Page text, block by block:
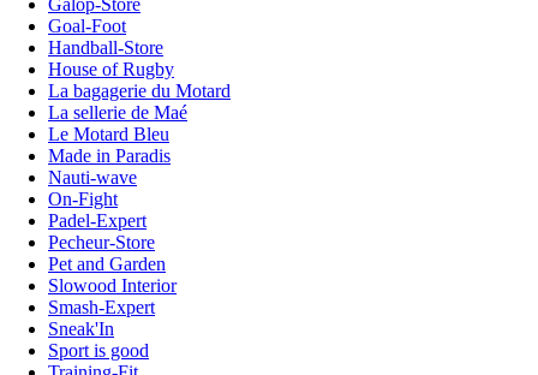
Galop-Store
Goal-Foot
Handball-Store
House of Rugby
La bagagerie du Motard
La sellerie de Maé
Le Motard Bleu
Made in Paradis
Nauti-wave
On-Fight
Padel-Expert
Pecheur-Store
Pet and Garden
Slowood Interior
Smash-Expert
Sneak'In
Sport is good